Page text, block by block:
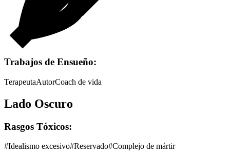
Trabajos de Ensueño:
TerapeutaAutorCoach de vida
Lado Oscuro
Rasgos Tóxicos:
#Idealismo excesivo#Reservado#Complejo de mártir